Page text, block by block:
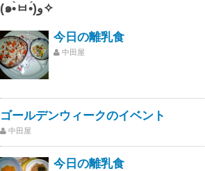
(๑•̀ㅂ•́)و✧
今日の離乳食
中田屋
ゴールデンウィークのイベント
中田屋
今日の離乳食